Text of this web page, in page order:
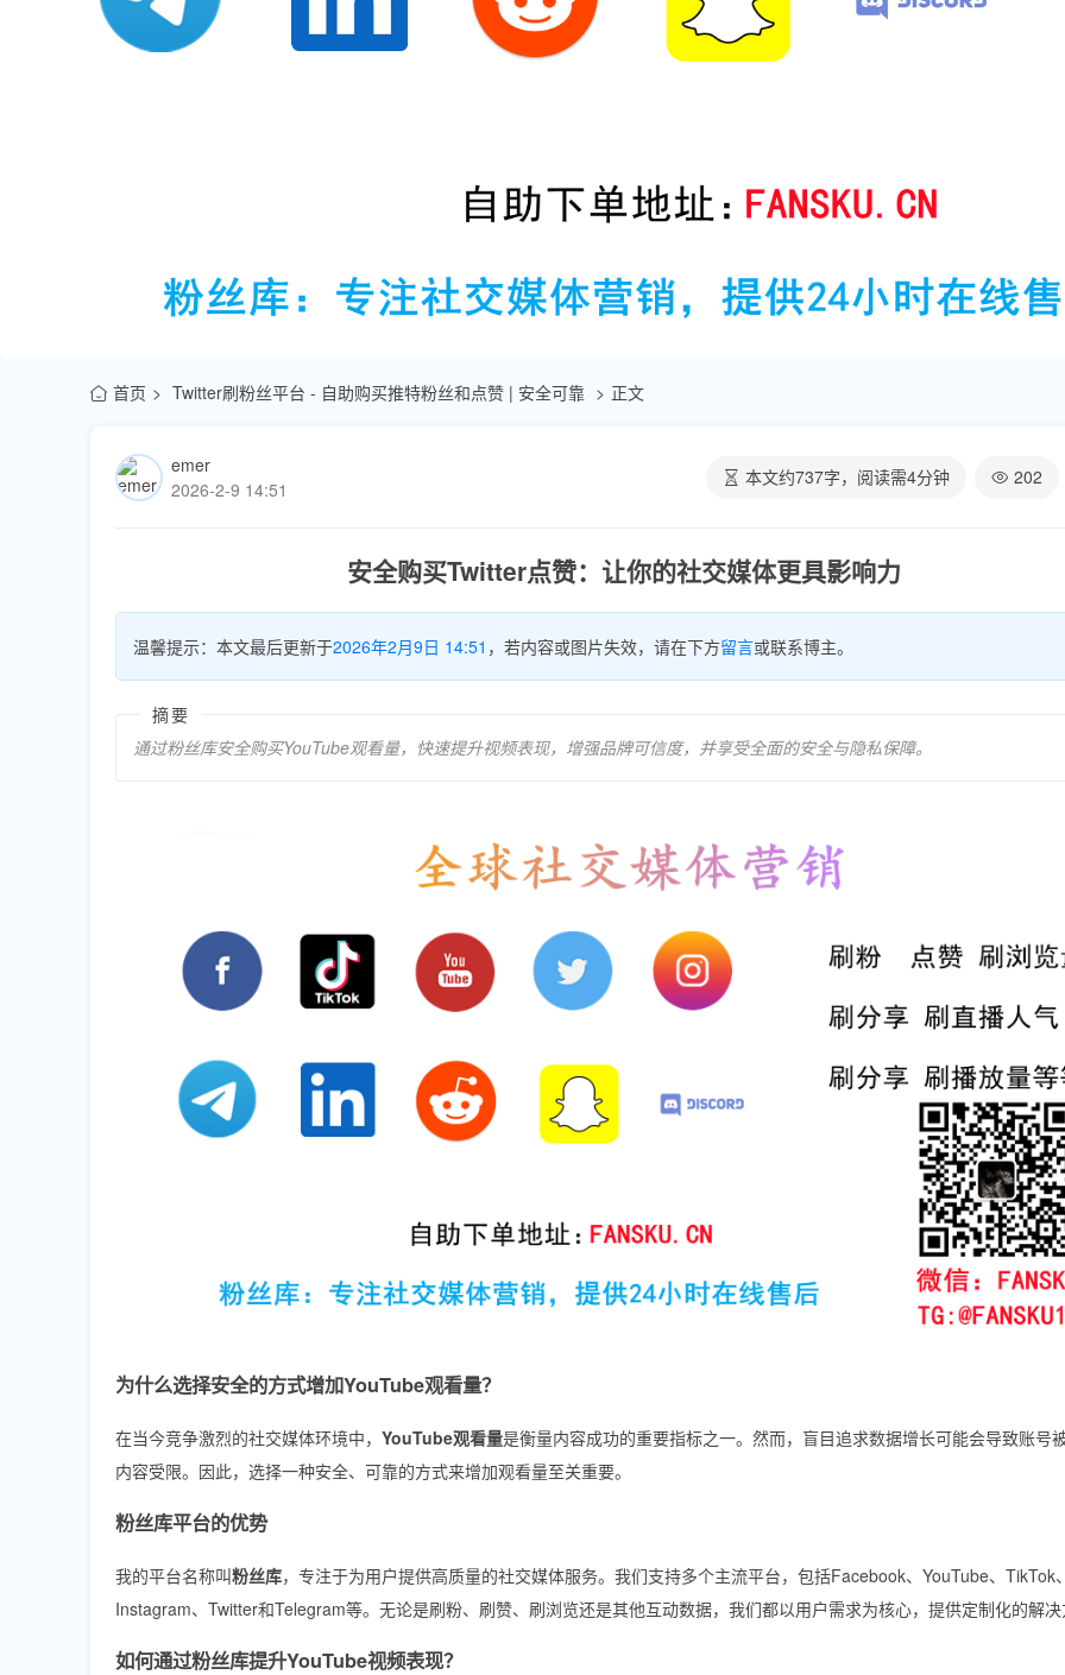
首页 Twitter刷粉丝平台 - 自助购买推特粉丝和点赞 | 安全可靠 正文
emer
2026-2-9 14:51
本文约737字，阅读需4分钟 202
安全购买Twitter点赞：让你的社交媒体更具影响力
温馨提示：本文最后更新于2026年2月9日 14:51 ，若内容或图片失效，请在下方留言或联系博主。
摘要
通过粉丝库安全购买YouTube观看量，快速提升视频表现，增强品牌可信度，并享受全面的安全与隐私保障。
为什么选择安全的方式增加YouTube观看量？
在当今竞争激烈的社交媒体环境中， YouTube观看量是衡量内容成功的重要指标之一。然而，盲目追求数据增长可能会导致账号
内容受限。因此，选择一种安全、可靠的方式来增加观看量至关重要。
粉丝库平台的优势
我的平台名称叫粉丝库，专注于为用户提供高质量的社交媒体服务。我们支持多个主流平台，包括Facebook、YouTube、TikTok
Instagram、Twitter和Telegram等。无论是刷粉、刷赞、刷浏览还是其他互动数据，我们都以用户需求为核心，提供定制化的解
如何通过粉丝库提升YouTube视频表现？